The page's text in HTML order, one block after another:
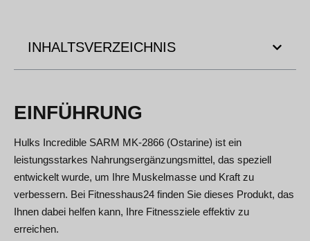
INHALTSVERZEICHNIS
EINFÜHRUNG
Hulks Incredible SARM MK-2866 (Ostarine) ist ein
leistungsstarkes Nahrungsergänzungsmittel, das speziell
entwickelt wurde, um Ihre Muskelmasse und Kraft zu
verbessern. Bei Fitnesshaus24 finden Sie dieses Produkt, das
Ihnen dabei helfen kann, Ihre Fitnessziele effektiv zu
erreichen.